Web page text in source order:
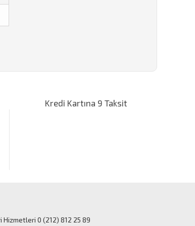
Kredi Kartına 9 Taksit
Hizmetleri 0 (212) 812 25 89